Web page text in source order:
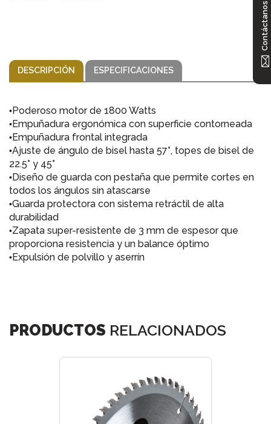
DESCRIPCIÓN ESPECIFICACIONES
•Poderoso motor de 1800 Watts
•Empuñadura ergonómica con superficie contorneada
•Empuñadura frontal integrada
•Ajuste de ángulo de bisel hasta 57°, topes de bisel de
22.5° y 45°
•Diseño de guarda con pestaña que permite cortes en
todos los ángulos sin atascarse
•Guarda protectora con sistema retráctil de alta
durabilidad
•Zapata super-resistente de 3 mm de espesor que
proporciona resistencia y un balance óptimo
•Expulsión de polvillo y aserrín
PRODUCTOS RELACIONADOS
Contáctanos